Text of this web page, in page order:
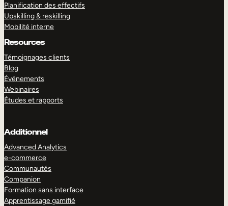
Planification des effectifs
Upskilling & reskilling
Mobilité interne
Resources
Témoignages clients
Blog
Événements
Webinaires
Études et rapports
Additionnel
Advanced Analytics
e-commerce
Communautés
Companion
Formation sans interface
Apprentissage gamifié